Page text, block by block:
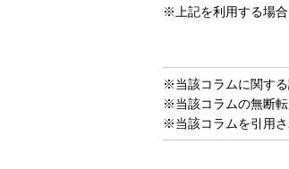
※上記を利用する場合
※当該コラムに関す
※当該コラムの無断転
※当該コラムを引用さ